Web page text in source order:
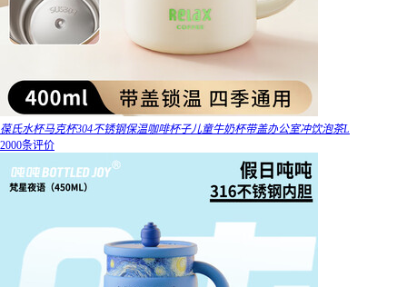
葆氏水杯马克杯304不锈钢保温咖啡杯子儿童牛奶杯带盖办公室冲饮泡茶L
2000条评价